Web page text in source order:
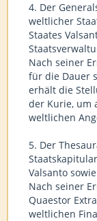
4. Der
weltlicher
Staates
Nach seiner
für die Dauer
erhält die
der Kurie, um
weltlichen
5. Der
Valsanto
Nach seiner
Quaestor
weltlichen